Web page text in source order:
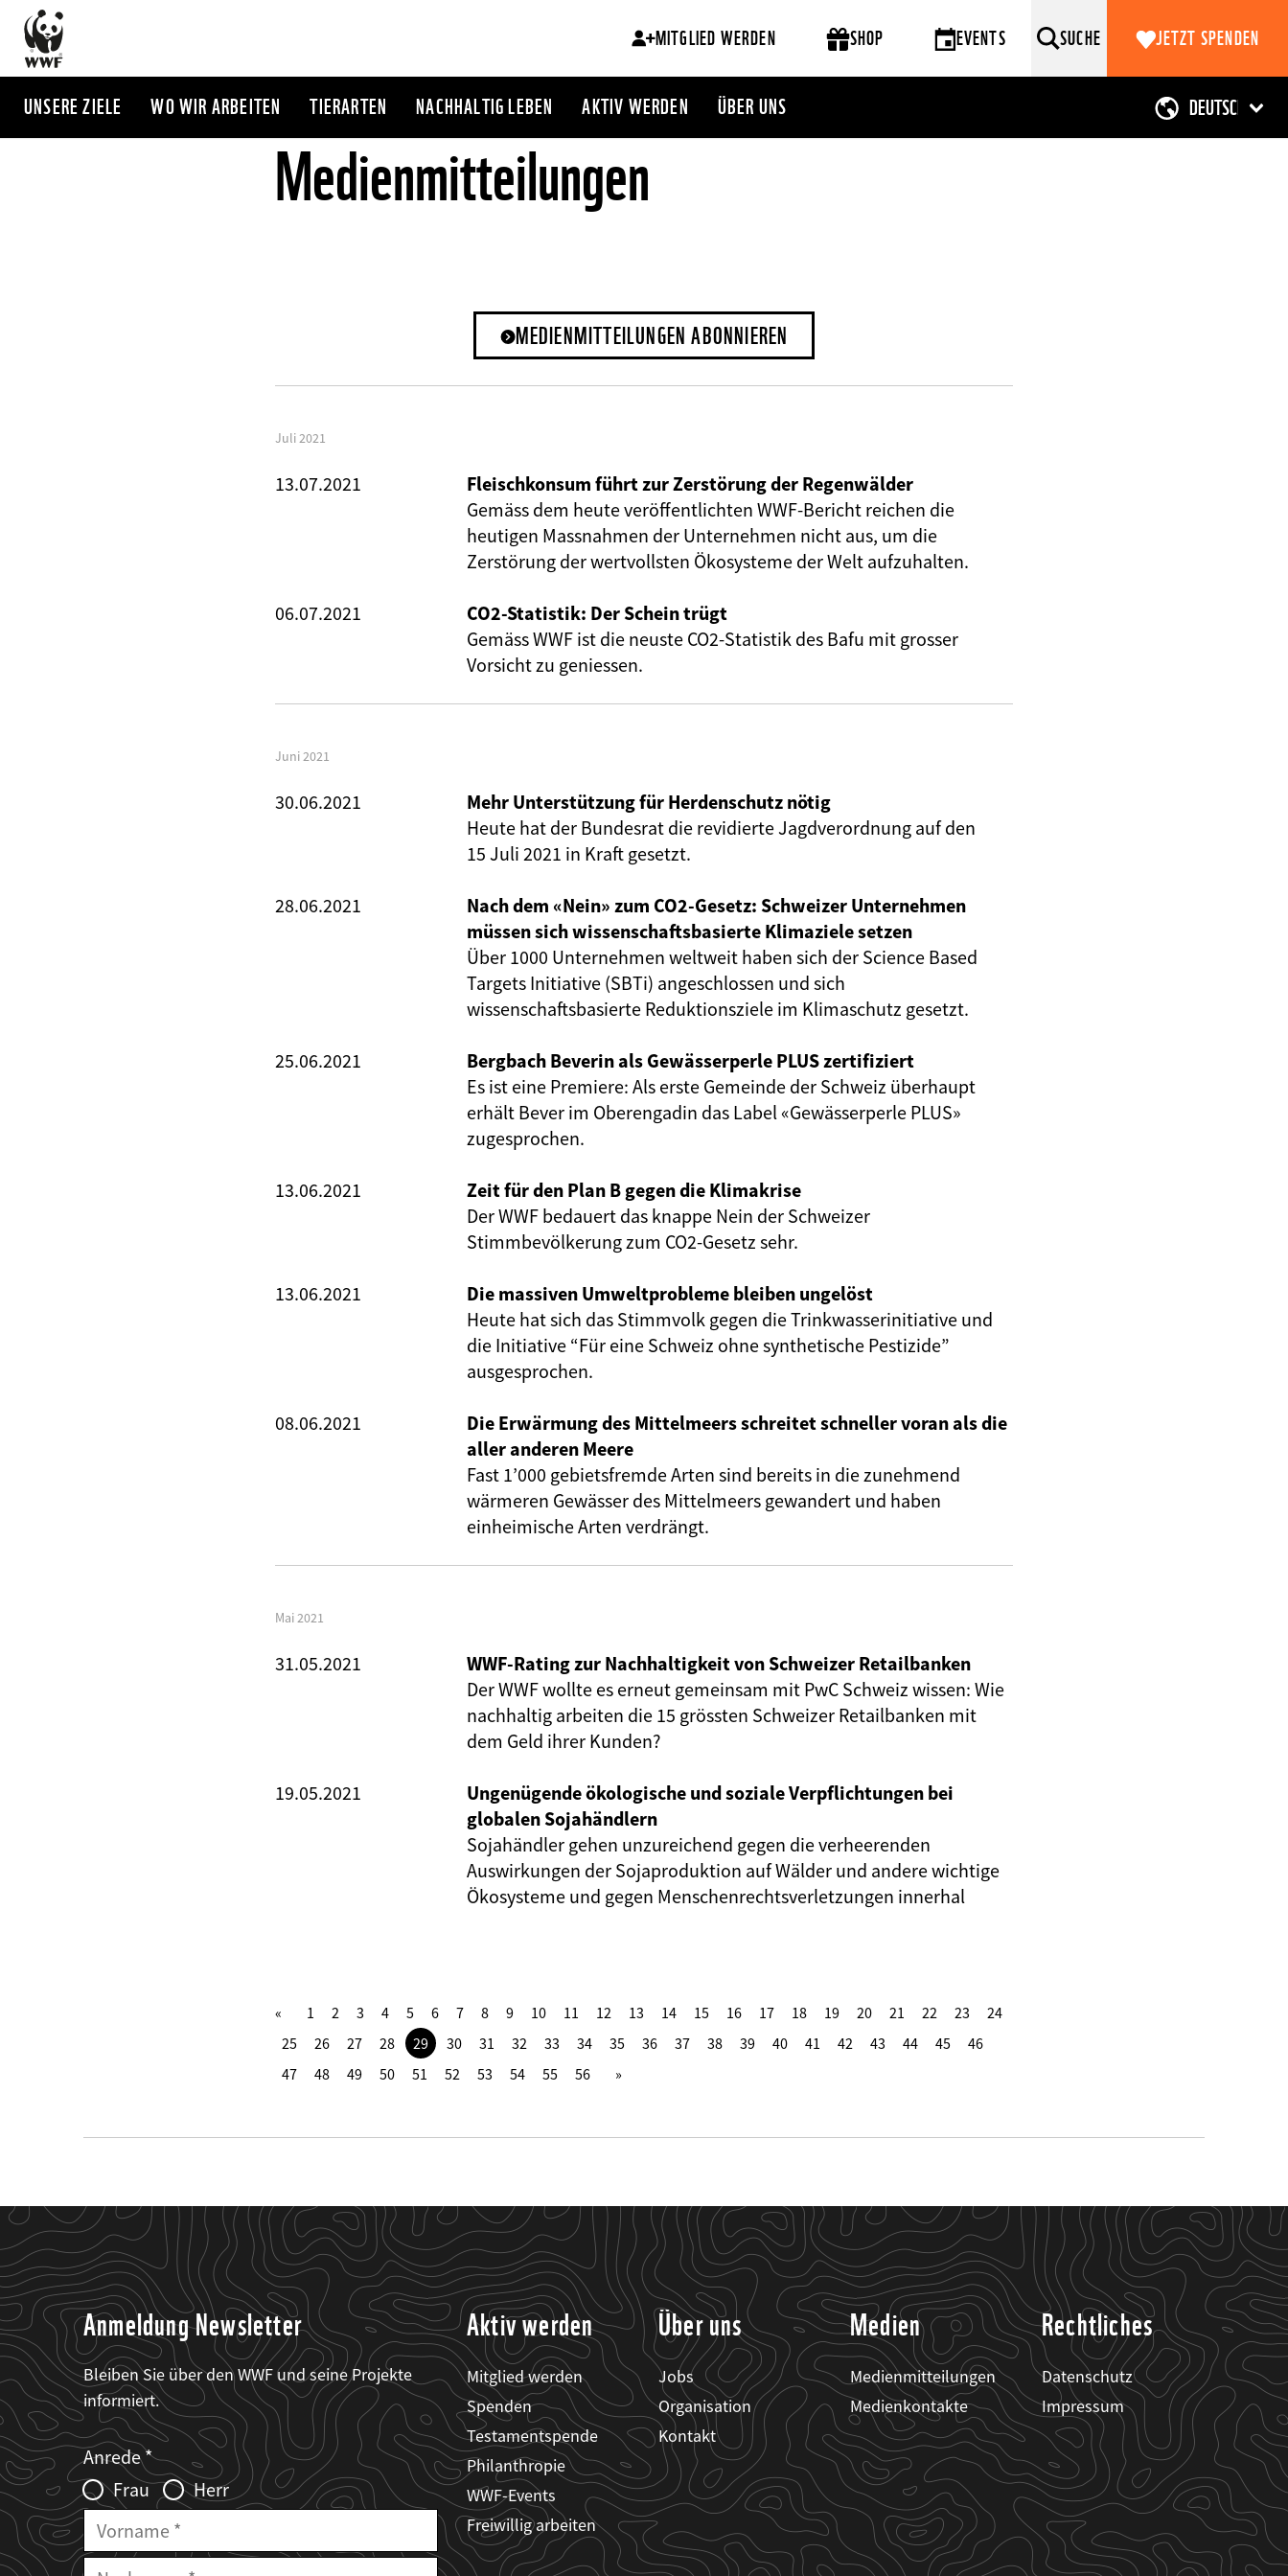
Direkt
zum
Inhalt
MITGLIED WERDEN SHOP EVENTS SUCHE JETZT SPENDEN
UNSERE ZIELE WO WIR ARBEITEN TIERARTEN NACHHALTIG LEBEN AKTIV WERDEN ÜBER UNS
Medienmitteilungen
MEDIENMITTEILUNGEN ABONNIEREN
Juli 2021
13.07.2021
Fleischkonsum führt zur Zerstörung der Regenwälder
Gemäss dem heute veröffentlichten WWF-Bericht reichen die
heutigen Massnahmen der Unternehmen nicht aus, um die
Zerstörung der wertvollsten Ökosysteme der Welt aufzuhalten.
06.07.2021
CO2-Statistik: Der Schein trügt
Gemäss WWF ist die neuste CO2-Statistik des Bafu mit grosser
Vorsicht zu geniessen.
Juni 2021
30.06.2021
Mehr Unterstützung für Herdenschutz nötig
Heute hat der Bundesrat die revidierte Jagdverordnung auf den
15 Juli 2021 in Kraft gesetzt.
28.06.2021
Nach dem «Nein» zum CO2-Gesetz: Schweizer Unternehmen
müssen sich wissenschaftsbasierte Klimaziele setzen
Über 1000 Unternehmen weltweit haben sich der Science Based
Targets Initiative (SBTi) angeschlossen und sich
wissenschaftsbasierte Reduktionsziele im Klimaschutz gesetzt.
25.06.2021
Bergbach Beverin als Gewässerperle PLUS zertifiziert
Es ist eine Premiere: Als erste Gemeinde der Schweiz überhaupt
erhält Bever im Oberengadin das Label «Gewässerperle PLUS»
zugesprochen.
13.06.2021
Zeit für den Plan B gegen die Klimakrise
Der WWF bedauert das knappe Nein der Schweizer
Stimmbevölkerung zum CO2-Gesetz sehr.
13.06.2021
Die massiven Umweltprobleme bleiben ungelöst
Heute hat sich das Stimmvolk gegen die Trinkwasserinitiative und
die Initiative “Für eine Schweiz ohne synthetische Pestizide”
ausgesprochen.
08.06.2021
Die Erwärmung des Mittelmeers schreitet schneller voran als die
aller anderen Meere
Fast 1’000 gebietsfremde Arten sind bereits in die zunehmend
wärmeren Gewässer des Mittelmeers gewandert und haben
einheimische Arten verdrängt.
Mai 2021
31.05.2021
WWF-Rating zur Nachhaltigkeit von Schweizer Retailbanken
Der WWF wollte es erneut gemeinsam mit PwC Schweiz wissen: Wie
nachhaltig arbeiten die 15 grössten Schweizer Retailbanken mit
dem Geld ihrer Kunden?
19.05.2021
Ungenügende ökologische und soziale Verpflichtungen bei
globalen Sojahändlern
Sojahändler gehen unzureichend gegen die verheerenden
Auswirkungen der Sojaproduktion auf Wälder und andere wichtige
Ökosysteme und gegen Menschenrechtsverletzungen innerhal
1 2 3 4 5 6 7 8 9 10 11 12 13 14 15 16 17 18 19 20 21 22 23
24
25
26 27 28 29 30 31 32 33 34 35 36 37 38 39 40 41 42 43 44 45
46
47
48 49 50 51 52 53 54 55 56
Anmeldung Newsletter
Bleiben Sie über den WWF und seine Projekte
informiert.
Web2Case
Infofelder
Fieldset
anrede_name
Anrede
Frau
Herr
Vorname
Aktiv werden
Mitglied werden
Spenden
Testamentspende
Philanthropie
WWF-Events
Freiwillig arbeiten
Über uns
Jobs
Organisation
Kontakt
Medien
Medienmitteilungen
Medienkontakte
Rechtliches
Datenschutz
Impressum